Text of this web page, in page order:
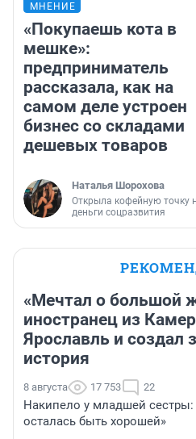
МНЕНИЕ
«Покупаешь кота в
мешке»:
предприниматель
рассказала, как на
самом деле устроен
бизнес со складами
дешевых товаров
Наталья Шорохова
Открыла кофейную точку
деньги соцразвития
«Мечтал о большой
иностранец из
Ярославль и создал
история
8 августа 17 753 22
Накипело у младшей сестры:
осталась быть хорошей»